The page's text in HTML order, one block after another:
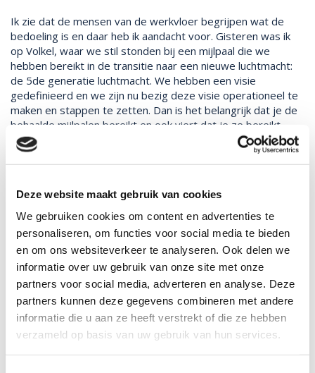
Deze website maakt gebruik van cookies
We gebruiken cookies om content en advertenties te
personaliseren, om functies voor social media te bieden
en om ons websiteverkeer te analyseren. Ook delen we
informatie over uw gebruik van onze site met onze
partners voor social media, adverteren en analyse. Deze
partners kunnen deze gegevens combineren met andere
informatie die u aan ze heeft verstrekt of die ze hebben
verzameld op basis van uw gebruik van hun services.
Ik zie dat de mensen van de werkvloer begrijpen wat de
bedoeling is en daar heb ik aandacht voor. Gisteren was ik
op Volkel, waar we stil stonden bij een mijlpaal die we
hebben bereikt in de transitie naar een nieuwe luchtmacht:
de 5de generatie luchtmacht. We hebben een visie
gedefinieerd en we zijn nu bezig deze visie operationeel te
maken en stappen te zetten. Dan is het belangrijk dat je de
behaalde mijlpalen bereikt en ook viert dat je ze bereikt.
Gisteren hadden we zo’n momentje met een groepje
mensen bij elkaar. Als ik dan praat met die jonge gasten, hun
enthousiasme zie, de drive die ze hebben en hun geloof in
enthousiast van. Dan zie je dat we niet alleen maar als
leiding van de Luchtmacht plannen aan het maken zijn, maar
dat de werkvloer het overneemt en begrijpt wat de
bedoeling is. Dat is bijzonder en mooi en dat gaat ook rond.
Wat houdt dat in, de 5de generatie luchtmacht?
Er komen nieuwe capaciteiten de luchtmacht in: zoals de
F35, ons nieuwe jachtvliegtuig, maar ook ons eerste
onbemande vliegtuig en een vernieuwde transportvloot. Een
jaar of drie geleden hebben we onszelf de vraag gesteld: